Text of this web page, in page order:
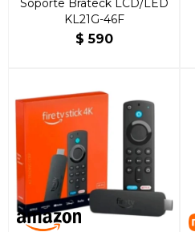
Soporte Brateck LCD/LED
KL21G-46F
$ 590